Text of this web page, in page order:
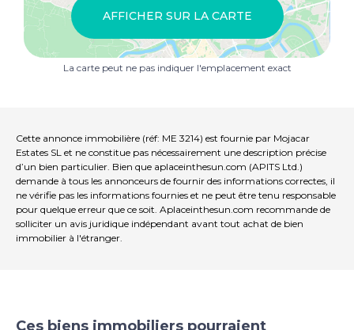
cuisine, s'ouvrant sur des terrasses à l'avant et à l'arrière,
ainsi que sur le jardin, créant ainsi un environnement de
vie intérieur-extérieur harmonieux. Ce niveau
comprend également une buanderie et des toilettes
pour invités.
attenante avec douche et double vasque, d’un
dressing avec placards intégrés et d’un accès à une
terrasse privée avec vue sur la mer. Les deux autres
chambres sont toutes deux équipées de placards
intégrés et partagent une salle de bains, également
équipée d’une douche et d’une double vasque.
Un escalier intérieur mène à la terrasse sur le toit, où
piscines privées d'eau salée, tandis que les propriétés
AFFICHER SUR LA CARTE
La carte peut ne pas indiquer l'emplacement exact
Cette annonce immobilière (réf: ME 3214) est fournie par Mojacar
Estates SL et ne constitue pas nécessairement une description précise
d’un bien particulier. Bien que aplaceinthesun.com (APITS Ltd.)
demande à tous les annonceurs de fournir des informations correctes, il
ne vérifie pas les informations fournies et ne peut être tenu responsable
pour quelque erreur que ce soit. Aplaceinthesun.com recommande de
solliciter un avis juridique indépendant avant tout achat de bien
immobilier à l'étranger.
Ces biens immobiliers pourraient